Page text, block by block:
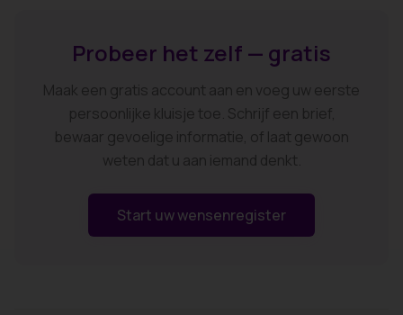
Probeer het zelf — gratis
Maak een gratis account aan en voeg uw eerste
persoonlijke kluisje toe. Schrijf een brief,
bewaar gevoelige informatie, of laat gewoon
weten dat u aan iemand denkt.
Start uw wensenregister